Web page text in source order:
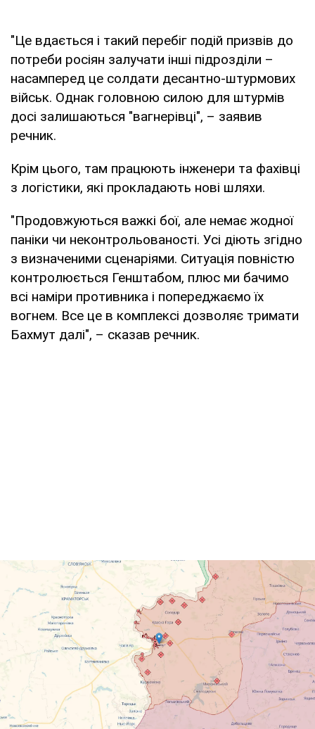
"Це вдається і такий перебіг подій призвів до
потреби росіян залучати інші підрозділи –
насамперед це солдати десантно-штурмових
військ. Однак головною силою для штурмів
досі залишаються "вагнерівці", – заявив
речник.
Крім цього, там працюють інженери та фахівці
з логістики, які прокладають нові шляхи.
"Продовжуються важкі бої, але немає жодної
паніки чи неконтрольованості. Усі діють згідно
з визначеними сценаріями. Ситуація повністю
контролюється Генштабом, плюс ми бачимо
всі наміри противника і попереджаємо їх
вогнем. Все це в комплексі дозволяє тримати
Бахмут далі", – сказав речник.